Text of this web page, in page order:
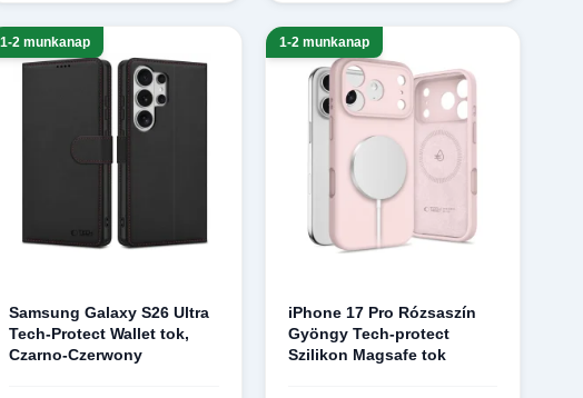
1-2 munkanap
Samsung Galaxy S26 Ultra
Tech-Protect Wallet tok,
Czarno-Czerwony
1-2 munkanap
iPhone 17 Pro Rózsaszín
Gyöngy Tech-protect
Szilikon Magsafe tok